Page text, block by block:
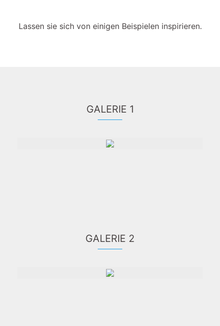
Lassen sie sich von einigen Beispielen inspirieren.
GALERIE 1
GALERIE 2